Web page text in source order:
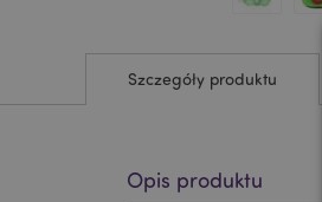
Szczegóły produktu
Opis produktu